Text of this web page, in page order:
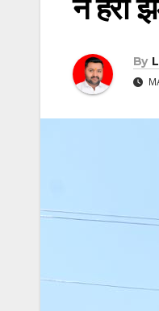
ने हरी
By